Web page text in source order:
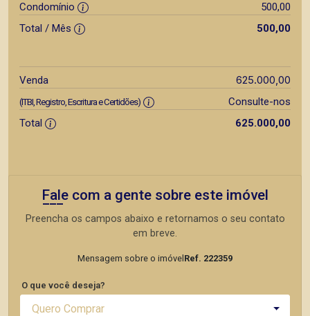
Condomínio
500,00
Total / Mês
500,00
Venda 625.000,00
(ITBI, Registro, Escritura e Certidões)
Consulte-nos
Total
625.000,00
Fale com a gente sobre este imóvel
Preencha os campos abaixo e retornamos o seu contato
em breve.
Mensagem sobre o imóvel Ref. 222359
O que você deseja?
Quero Comprar